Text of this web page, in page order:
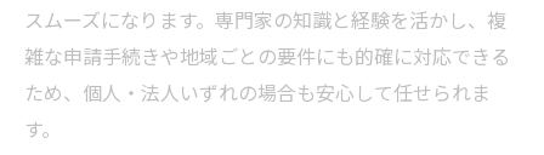
スムーズになります。専門家の知識と経験を活かし、複
雑な申請手続きや地域ごとの要件にも的確に対応できる
ため、個人・法人いずれの場合も安心して任せられま
す。